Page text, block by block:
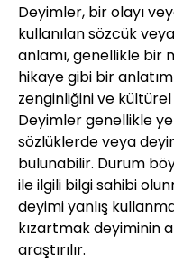
Deyimler, bir olayı
kullanılan sözcük
anlamı, genellikle
hikaye gibi bir
zenginliğini ve
Deyimler genellikle
sözlüklerde veya
bulunabilir. Durum
ile ilgili bilgi sahibi
deyimi yanlış
kızartmak deyiminin
araştırılır.